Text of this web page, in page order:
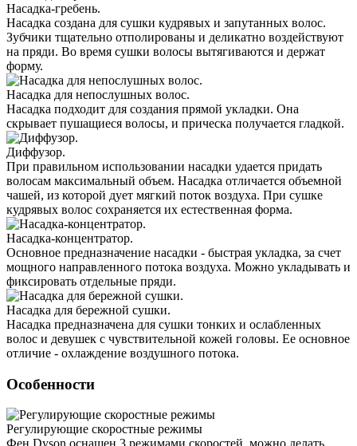
Насадка-гребень.
Насадка создана для сушки кудрявых и запутанных волос.
Зубчики тщательно отполированы и деликатно воздействуют
на пряди. Во время сушки волосы вытягиваются и держат
форму.
Насадка для непослушных волос.
Насадка подходит для создания прямой укладки. Она
скрывает пушащиеся волосы, и прическа получается гладкой.
Диффузор.
При правильном использовании насадки удается придать
волосам максимальный объем. Насадка отличается объемной
чашей, из которой дует мягкий поток воздуха. При сушке
кудрявых волос сохраняется их естественная форма.
Насадка-концентратор.
Основное предназначение насадки - быстрая укладка, за счет
мощного направленного потока воздуха. Можно укладывать и
фиксировать отдельные пряди.
Насадка для бережной сушки.
Насадка предназначена для сушки тонких и ослабленных
волос и девушек с чувствительной кожей головы. Ее основное
отличие - охлаждение воздушного потока.
Особенности
Регулирующие скоростные режимы